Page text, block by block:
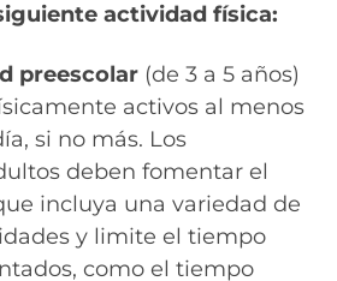
actividad física:
preescolar (de 3 a 5 años)
activos al menos
si no más. Los
deben fomentar el
incluya una variedad de
y limite el tiempo
como el tiempo